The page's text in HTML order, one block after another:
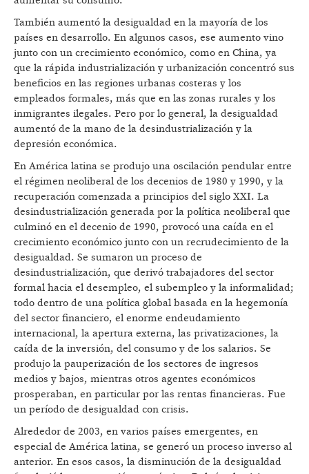
También aumentó la desigualdad en la mayoría de los
países en desarrollo. En algunos casos, ese aumento vino
junto con un crecimiento económico, como en China, ya
que la rápida industrialización y urbanización concentró sus
beneficios en las regiones urbanas costeras y los
empleados formales, más que en las zonas rurales y los
inmigrantes ilegales. Pero por lo general, la desigualdad
aumentó de la mano de la desindustrialización y la
depresión económica.
En América latina se produjo una oscilación pendular entre
el régimen neoliberal de los decenios de 1980 y 1990, y la
recuperación comenzada a principios del siglo XXI. La
desindustrialización generada por la política neoliberal que
culminó en el decenio de 1990, provocó una caída en el
crecimiento económico junto con un recrudecimiento de la
desigualdad. Se sumaron un proceso de
desindustrialización, que derivó trabajadores del sector
formal hacia el desempleo, el subempleo y la informalidad;
todo dentro de una política global basada en la hegemonía
del sector financiero, el enorme endeudamiento
internacional, la apertura externa, las privatizaciones, la
caída de la inversión, del consumo y de los salarios. Se
produjo la pauperización de los sectores de ingresos
medios y bajos, mientras otros agentes económicos
prosperaban, en particular por las rentas financieras. Fue
un período de desigualdad con crisis.
Alrededor de 2003, en varios países emergentes, en
especial de América latina, se generó un proceso inverso al
anterior. En esos casos, la disminución de la desigualdad